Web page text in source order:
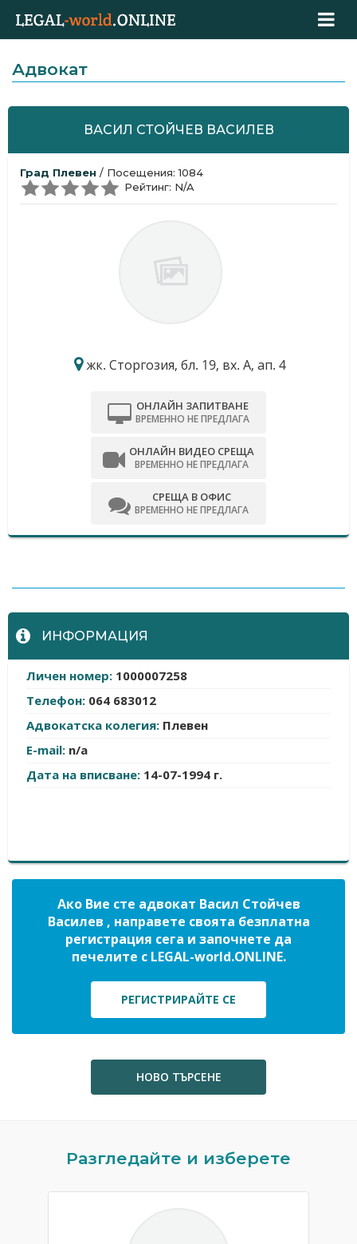
Адвокат
ВАСИЛ СТОЙЧЕВ ВАСИЛЕВ
Град Плевен / Посещения: 1084
Рейтинг: N/A
жк. Сторгозия, бл. 19, вх. А, ап. 4
ОНЛАЙН ЗАПИТВАНЕ
ВРЕМЕННО НЕ ПРЕДЛАГА
ОНЛАЙН ВИДЕО СРЕЩА
ВРЕМЕННО НЕ ПРЕДЛАГА
СРЕЩА В ОФИС
ВРЕМЕННО НЕ ПРЕДЛАГА
ИНФОРМАЦИЯ
Личен номер: 1000007258
Телефон: 064 683012
Адвокатска колегия: Плевен
E-mail: n/a
Дата на вписване: 14-07-1994 г.
Ако Вие сте адвокат Васил Стойчев
Василев , направете своята безплатна
регистрация сега и започнете да
печелите с LEGAL-world.ONLINE.
РЕГИСТРИРАЙТЕ СЕ
НОВО ТЪРСЕНЕ
Разгледайте и изберете